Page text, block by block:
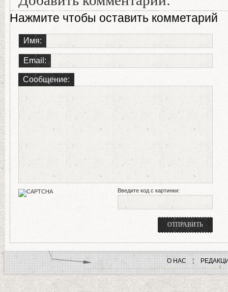
Нажмите чтобы оставить комметарий
Имя:
Email:
Сообщение:
Введите код с картинки:
О НАС